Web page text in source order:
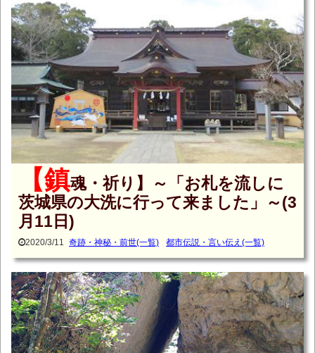
【鎮魂・祈り】～「お札を流しに
茨城県の大洗に行って来ました」～(3
月11日)
2020/3/11 奇跡・神秘・前世(一覧) 都市伝説・言い伝え(一覧)